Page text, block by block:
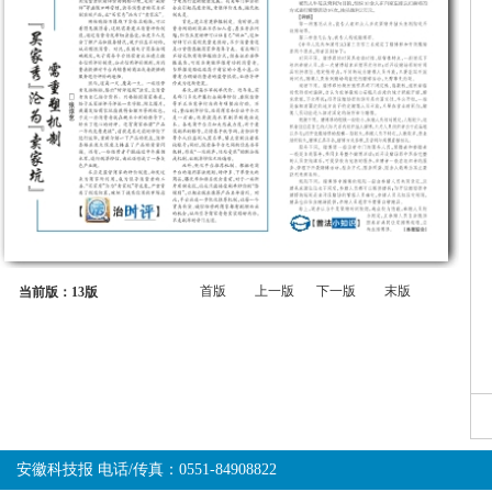
当前版：13版 首版 上一版 下一版 末版
安徽科技报 电话/传真：0551-84908822